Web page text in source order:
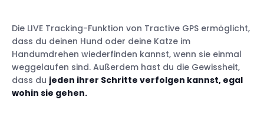
Die LIVE Tracking-Funktion von Tractive GPS ermöglicht,
dass du deinen Hund oder deine Katze im
Handumdrehen wiederfinden kannst, wenn sie einmal
weggelaufen sind. Außerdem hast du die Gewissheit,
dass du jeden ihrer Schritte verfolgen kannst, egal
wohin sie gehen.